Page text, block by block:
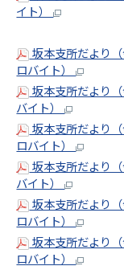
イト）
坂本支所だより
ロバイト）
坂本支所だより
バイト）
坂本支所だより
ロバイト）
坂本支所だより
バイト）
坂本支所だより
ロバイト）
坂本支所だより
ロバイト）